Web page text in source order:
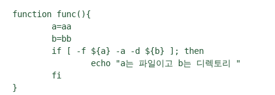
function func(){
        a=aa
        b=bb
        if [ -f ${a} -a -d ${b} ]; then
                echo "a는 파일이고 b는 디렉토리 "
        fi
}